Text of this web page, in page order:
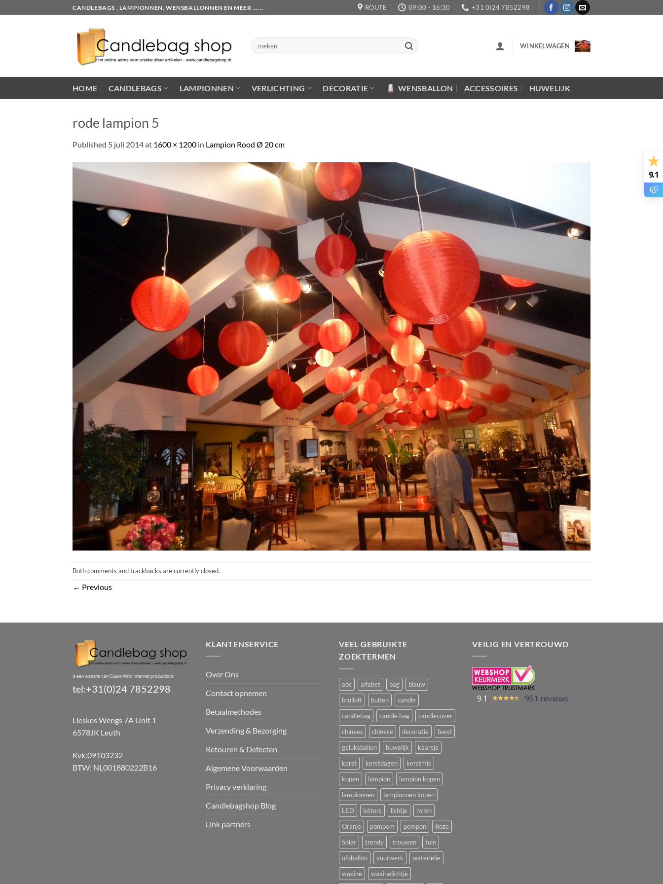
to
CANDLEBAGS , LAMPIONNEN, WENSBALLONNEN EN MEER ...... ROUTE 09:00 - 16:30 +31 0)24 7852298
Zoeken
naar:
WINKELWAGEN
HOME CANDLEBAGS LAMPIONNEN VERLICHTING DECORATIE WENSBALLON ACCESSOIRES HUWELIJK
rode lampion 5
Published 5 juli 2014at 1600 × 1200 in Lampion Rood Ø 20 cm
Both comments and trackbacks are currently closed.
← Previous
is een website van Guess Who Internet productions
tel:+31(0)24 7852298
Lieskes Wengs 7A Unit 1
6578JK Leuth
Kvk:09103232
BTW: NL001880222B16
KLANTENSERVICE
Over Ons
Contact opnemen
Betaalmethodes
Verzending & Bezorging
Retouren & Defecten
Algemene Voorwaarden
Privacy verklaring
Candlebagshop Blog
Link partners
VEEL GEBRUIKTE
ZOEKTERMEN
abc alfabet bag
blauw
bruiloft
buiten
candle
candlebag
candle bag
candlecover
chinees
chinese decoratie
feest
geluksballon
huwelijk
kaarsje
kerst
kerstdagen
kerstmis
kopen
lampion
lampion kopen
lampionnen
lampionnen kopen
LED
letters lichtje
nylon
Oranje
pompom pompon
Roze
Solar
trendy trouwen
tuin
ufoballon
vuurwerk
waterlelie
waxine
waxinelichtje
VEILIG EN VERTROUWD
9.1 951 reviews
9.1